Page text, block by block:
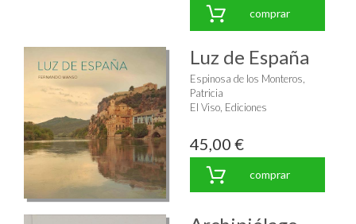
comprar
Luz de España
Espinosa de los Monteros,
Patricia
El Viso, Ediciones
45,00 €
comprar